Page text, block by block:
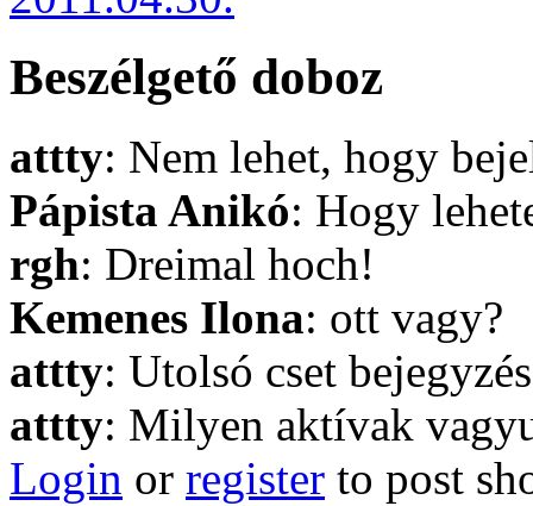
Beszélgető doboz
attty: Nem lehet, hogy
Pápista Anikó: Hogy
rgh: Dreimal hoch!
Kemenes Ilona: ott vagy?
attty: Utolsó cset
attty: Milyen aktívak
Login or register to post